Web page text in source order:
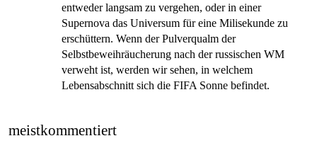
entweder langsam zu vergehen, oder in einer
Supernova das Universum für eine Milisekunde zu
erschüttern. Wenn der Pulverqualm der
Selbstbeweihräucherung nach der russischen WM
verweht ist, werden wir sehen, in welchem
Lebensabschnitt sich die FIFA Sonne befindet.
meistkommentiert